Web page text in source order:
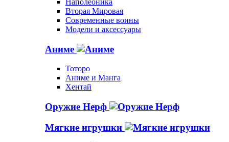
Наполеоника
Вторая Мировая
Современные воины
Модели и аксессуары
Аниме
Тоторо
Аниме и Манга
Хентай
Оружие Нерф
Мягкие игрушки